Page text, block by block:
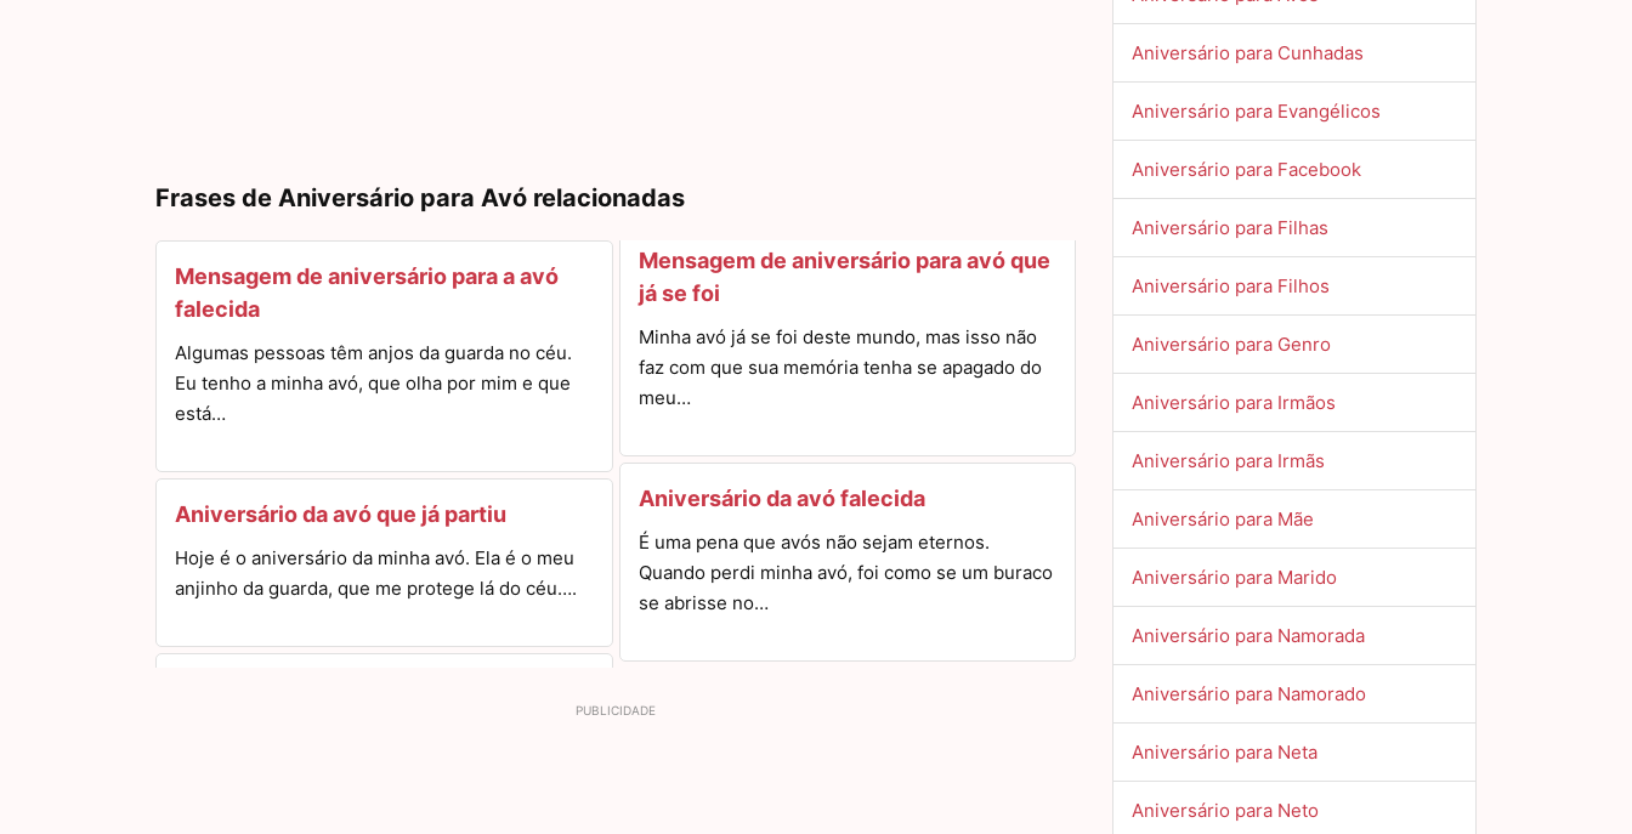
Frases de Aniversário para Avó relacionadas
Mensagem de aniversário para a avó
falecida
Algumas pessoas têm anjos da guarda no céu.
Eu tenho a minha avó, que olha por mim e que
está…
Aniversário da avó que já partiu
Hoje é o aniversário da minha avó. Ela é o meu
anjinho da guarda, que me protege lá do céu….
Mensagem de aniversário para avó que
já se foi
Minha avó já se foi deste mundo, mas isso não
faz com que sua memória tenha se apagado do
meu…
Aniversário da avó falecida
É uma pena que avós não sejam eternos.
Quando perdi minha avó, foi como se um buraco
se abrisse no…
Aniversário para Cunhadas
Aniversário para Evangélicos
Aniversário para Facebook
Aniversário para Filhas
Aniversário para Filhos
Aniversário para Genro
Aniversário para Irmãos
Aniversário para Irmãs
Aniversário para Mãe
Aniversário para Marido
Aniversário para Namorada
Aniversário para Namorado
Aniversário para Neta
Aniversário para Neto